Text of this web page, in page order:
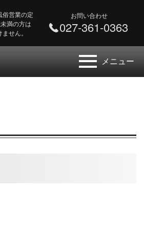
俗営業の定
満の方は
せん。
お問い合わせ
027-361-0363